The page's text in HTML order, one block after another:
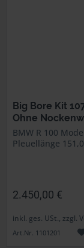
Big Bore Kit
Ohne
BMW R 100
Pleuellänge
2.450,00 €
inkl. ges. USt., zzgl.
Art.Nr. 1101201